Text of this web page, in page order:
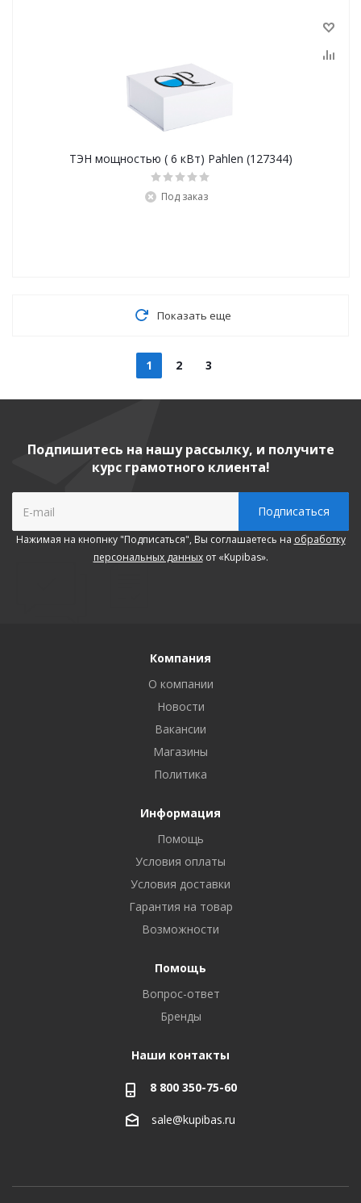
ТЭН мощностью ( 6 кВт) Pahlen (127344)
Под заказ
Показать еще
1 2 3
Подпишитесь на нашу рассылку, и получите
курс грамотного клиента!
Нажимая на кнопнку "Подписаться", Вы соглашаетесь на обработку
персональных данныхот «Kupibas».
Компания
О компании
Новости
Вакансии
Магазины
Политика
Информация
Помощь
Условия оплаты
Условия доставки
Гарантия на товар
Возможности
Помощь
Вопрос-ответ
Бренды
Наши контакты
8 800 350-75-60
sale@kupibas.ru